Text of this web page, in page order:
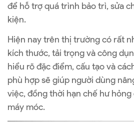
để hỗ trợ quá trình bảo trì, sửa
kiện.
Hiện nay trên thị trường có rất
kích thước, tải trọng và công
hiểu rõ đặc điểm, cấu tạo và
phù hợp sẽ giúp người dùng
việc, đồng thời hạn chế hư
máy móc.